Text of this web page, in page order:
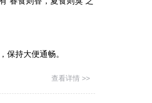
保持大便通畅。
查看详情 >>